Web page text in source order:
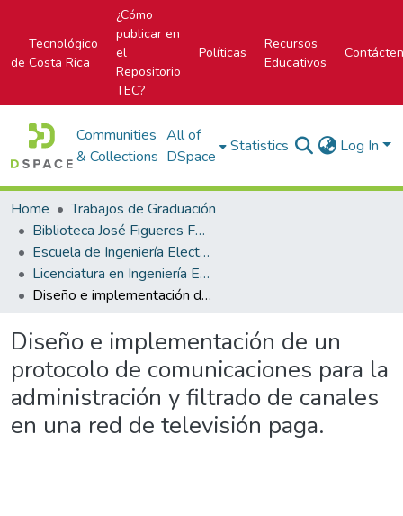
Tecnológico
de Costa Rica
¿Cómo
publicar en
el
Repositorio
TEC?
Políticas
Recursos
Educativos
Communities
& Collections
All of
DSpace
Statistics Log In
Home
Trabajos de Graduación
Biblioteca José Figueres Ferrer
Escuela de Ingeniería Electrónica
Licenciatura en Ingeniería Electrónica
Diseño e implementación de un protocolo de comunicaciones para la administración y filtrado de canales en una red de televisión paga.
Diseño e implementación de un
protocolo de comunicaciones para la
administración y filtrado de canales
en una red de televisión paga.